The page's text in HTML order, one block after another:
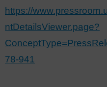
https://
ntDetailsViewer.page?
78-941